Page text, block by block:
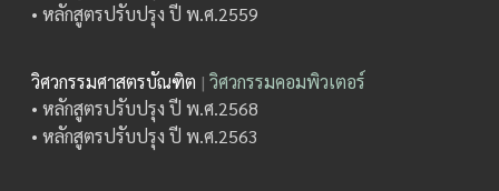
• หลักสูตรปรับปรุง ปี พ.ศ.2559
วิศวกรรมศาสตรบัณฑิต | วิศวกรรมคอมพิวเตอร์
• หลักสูตรปรับปรุง ปี พ.ศ.2568
• หลักสูตรปรับปรุง ปี พ.ศ.2563